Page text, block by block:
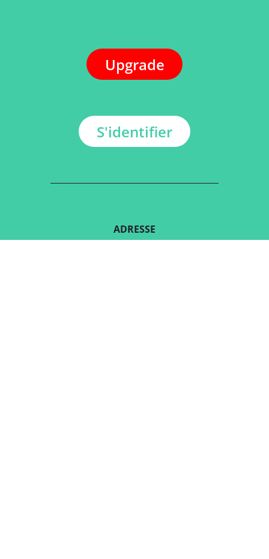
Upgrade
S'identifier
ADRESSE